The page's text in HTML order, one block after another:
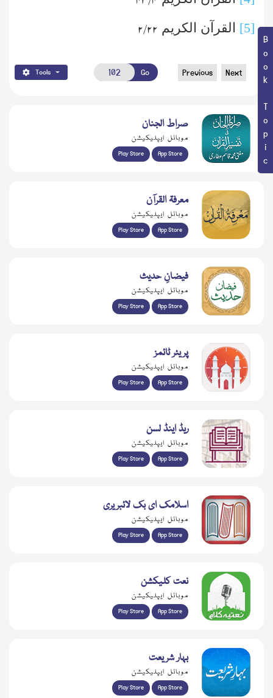
Book Topic
[5] القرآن الکریم ۲۲ /۲
Tools Go Previous Next
صراط الجنان
موبائل ایپلیکیشن
Play Store App Store
معرفۃ القرآن
موبائل ایپلیکیشن
Play Store App Store
فیضانِ حدیث
موبائل ایپلیکیشن
Play Store App Store
پریئر ٹائمز
موبائل ایپلیکیشن
Play Store App Store
ریڈ اینڈ لسن
موبائل ایپلیکیشن
Play Store App Store
اسلامک ای بک لائبریری
موبائل ایپلیکیشن
Play Store App Store
نعت کلیکشن
موبائل ایپلیکیشن
Play Store App Store
بہار شریعت
موبائل ایپلیکیشن
Play Store App Store